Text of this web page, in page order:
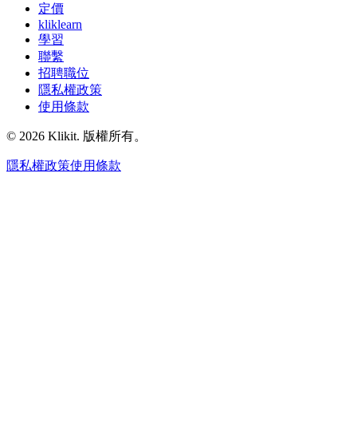
定價
kliklearn
學習
聯繫
招聘職位
隱私權政策
使用條款
© 2026 Klikit. 版權所有。
隱私權政策使用條款